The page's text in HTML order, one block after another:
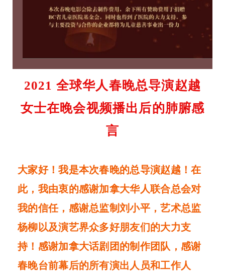
2021 全球华人春晚总导演赵越
女士在晚会视频播出后的肺腑感
言
大家好！我是本次春晚的总导演赵越！在
此，我由衷的感谢加拿大华人联合总会对
我的信任，感谢总监制刘小平，艺术总监
杨柳以及演艺界众多好朋友们的大力支
持！感谢加拿大话剧团的制作团队，感谢
春晚台前幕后的所有演出人员和工作人